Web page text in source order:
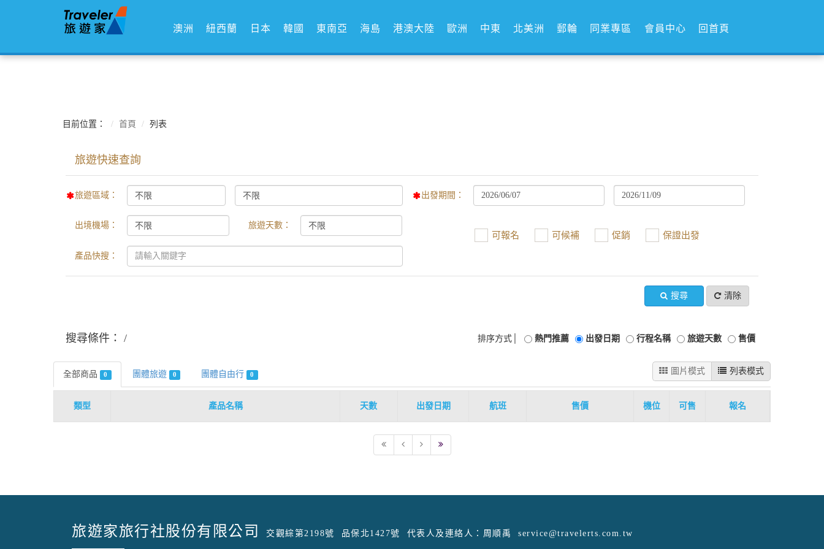
澳洲 紐西蘭 日本 韓國 東南亞 海島 港澳大陸 歐洲 中東 北美洲 郵輪 同業專區 會員中心 回首頁
目前位置： 首頁 列表
旅遊區域： 出發期間：
出境機場： 旅遊天數：
可報名 可候補 促銷 保證出發
產品快搜：
搜尋 清除
搜尋條件： 排序方式│ 熱門推薦 出發日期 行程名稱 旅遊天數 售價
全部商品 0 團體旅遊 0 團體自由行 0 圖片模式 列表模式
類型 產品名稱 天數 出發日期 航班 售價 機位 可售 報名
旅遊家旅行社股份有限公司 交觀綜第2198號 品保北1427號 代表人及連絡人：周順禹 service@travelerts.com.tw